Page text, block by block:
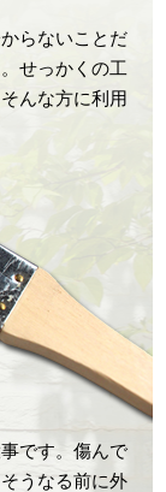
らないことだ
せっかくの工
んな方に利用
です。傷んで
うなる前に外